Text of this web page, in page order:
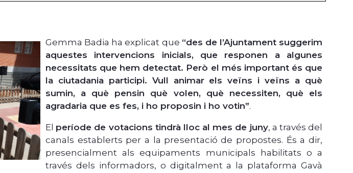
Gemma Badia ha explicat que “des de l’Ajuntament suggerim
aquestes intervencions inicials, que responen a algunes
necessitats que hem detectat. Però el més important és que
la ciutadania participi. Vull animar els veïns i veïns a què
sumin, a què pensin què volen, què necessiten, què els
agradaria que es fes, i ho proposin i ho votin”.
El període de votacions tindrà lloc al mes de juny, a través del
canals establerts per a la presentació de propostes. És a dir,
presencialment als equipaments municipals habilitats o a
través dels informadors, o digitalment a la plataforma Gavà